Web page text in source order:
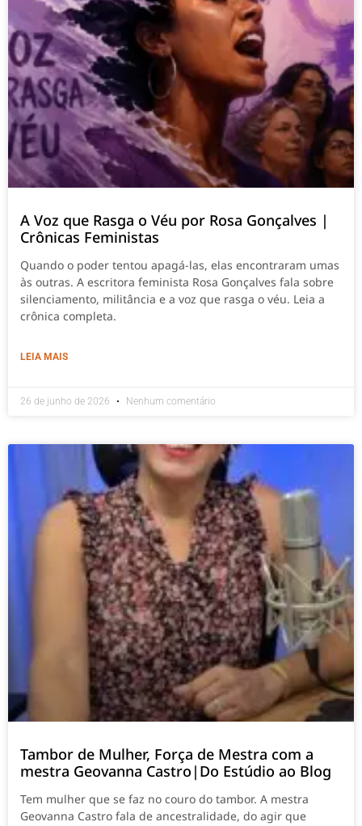
A Voz que Rasga o Véu por Rosa Gonçalves |
Crônicas Feministas
Quando o poder tentou apagá-las, elas encontraram umas
às outras. A escritora feminista Rosa Gonçalves fala sobre
silenciamento, militância e a voz que rasga o véu. Leia a
crônica completa.
LEIA MAIS
26 de junho de 2026 Nenhum comentário
Tambor de Mulher, Força de Mestra com a
mestra Geovanna Castro|Do Estúdio ao Blog
Tem mulher que se faz no couro do tambor. A mestra
Geovanna Castro fala de ancestralidade, do agir que